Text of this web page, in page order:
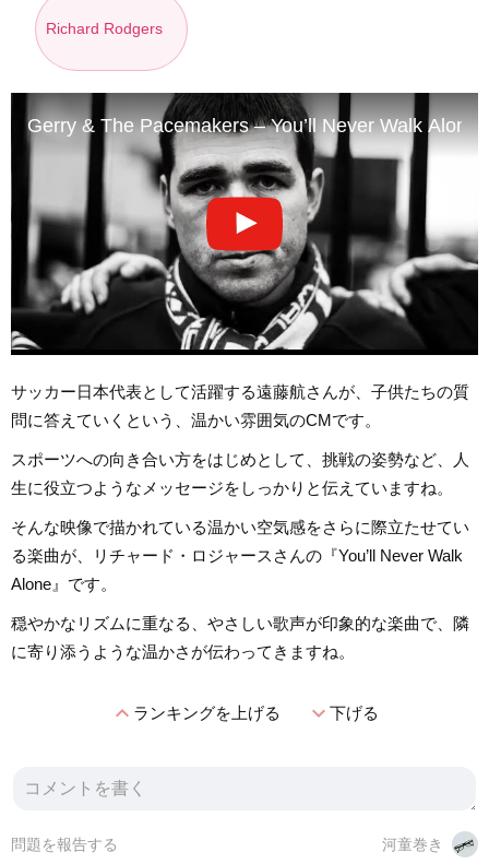
Richard Rodgers
Gerry & The Pacemakers – You’ll Never Walk Alone
サッカー日本代表として活躍する遠藤航さんが、子供たちの質
問に答えていくという、温かい雰囲気のCMです。
スポーツへの向き合い方をはじめとして、挑戦の姿勢など、人
生に役立つようなメッセージをしっかりと伝えていますね。
そんな映像で描かれている温かい空気感をさらに際立たせてい
る楽曲が、リチャード・ロジャースさんの『You’ll Never Walk
Alone』です。
穏やかなリズムに重なる、やさしい歌声が印象的な楽曲で、隣
に寄り添うような温かさが伝わってきますね。
expand_lessランキングを上げる expand_more下げる
河童巻き
問題を報告する